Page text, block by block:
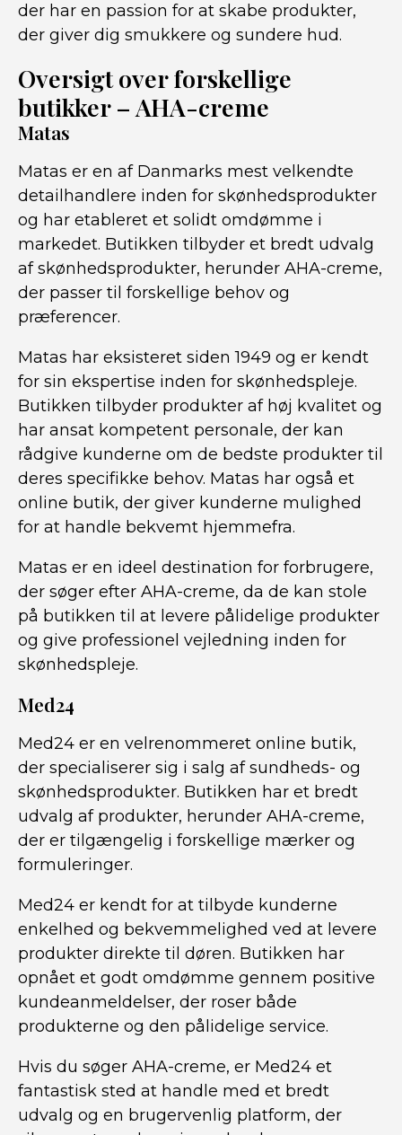
der har en passion for at skabe produkter,
der giver dig smukkere og sundere hud.
Oversigt over forskellige
butikker – AHA-creme
Matas
Matas er en af Danmarks mest velkendte
detailhandlere inden for skønhedsprodukter
og har etableret et solidt omdømme i
markedet. Butikken tilbyder et bredt udvalg
af skønhedsprodukter, herunder AHA-creme,
der passer til forskellige behov og
præferencer.
Matas har eksisteret siden 1949 og er kendt
for sin ekspertise inden for skønhedspleje.
Butikken tilbyder produkter af høj kvalitet og
har ansat kompetent personale, der kan
rådgive kunderne om de bedste produkter til
deres specifikke behov. Matas har også et
online butik, der giver kunderne mulighed
for at handle bekvemt hjemmefra.
Matas er en ideel destination for forbrugere,
der søger efter AHA-creme, da de kan stole
på butikken til at levere pålidelige produkter
og give professionel vejledning inden for
skønhedspleje.
Med24
Med24 er en velrenommeret online butik,
der specialiserer sig i salg af sundheds- og
skønhedsprodukter. Butikken har et bredt
udvalg af produkter, herunder AHA-creme,
der er tilgængelig i forskellige mærker og
formuleringer.
Med24 er kendt for at tilbyde kunderne
enkelhed og bekvemmelighed ved at levere
produkter direkte til døren. Butikken har
opnået et godt omdømme gennem positive
kundeanmeldelser, der roser både
produkterne og den pålidelige service.
Hvis du søger AHA-creme, er Med24 et
fantastisk sted at handle med et bredt
udvalg og en brugervenlig platform, der